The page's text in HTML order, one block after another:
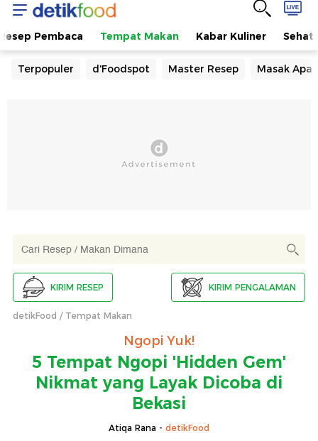
Pembaca Tempat Makan Kabar Kuliner Sehat
Terpopuler d'Foodspot Master Resep Masak Apa
KIRIM RESEP KIRIM PENGALAMAN
detikFood Tempat Makan
Ngopi Yuk!
5 Tempat Ngopi 'Hidden Gem'
Nikmat yang Layak Dicoba di
Bekasi
Atiqa Rana - detikFood